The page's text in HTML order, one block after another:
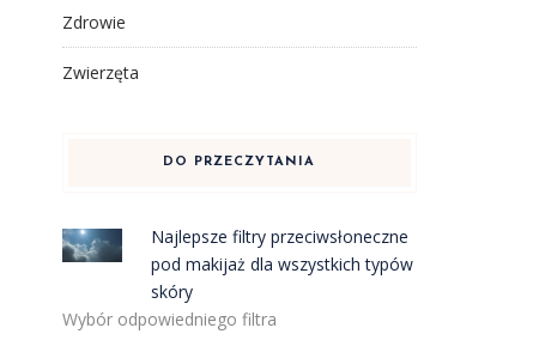
Zdrowie
Zwierzęta
DO PRZECZYTANIA
Najlepsze filtry przeciwsłoneczne
pod makijaż dla wszystkich typów
skóry
Wybór odpowiedniego filtra